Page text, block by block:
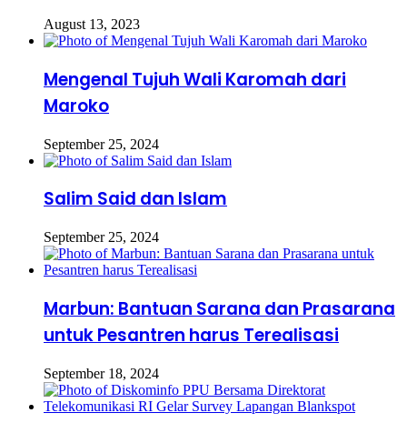
August 13, 2023
Mengenal Tujuh Wali Karomah dari
Maroko
September 25, 2024
Salim Said dan Islam
September 25, 2024
Marbun: Bantuan Sarana dan Prasarana
untuk Pesantren harus Terealisasi
September 18, 2024